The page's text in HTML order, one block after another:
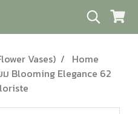
Vases)
Home
Blooming Elegance 62